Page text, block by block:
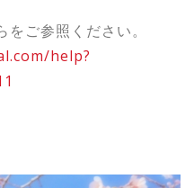
ご参照ください。
help?